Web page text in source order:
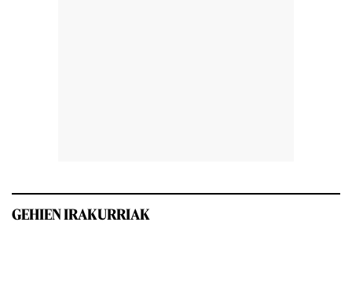
GEHIEN IRAKURRIAK